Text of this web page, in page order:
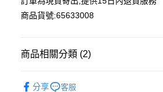
Apple Pay
全家付款取貨
商品貨號:65633008
商品相關分類 (2)
分享 客服